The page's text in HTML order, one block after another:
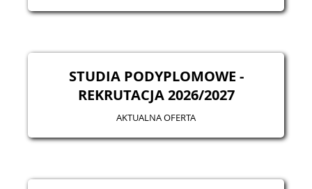
STUDIA PODYPLOMOWE -
REKRUTACJA 2026/2027
AKTUALNA OFERTA